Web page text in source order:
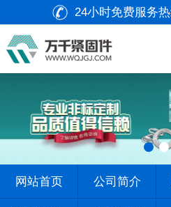
24小时免费服务热
网站首页 公司简介